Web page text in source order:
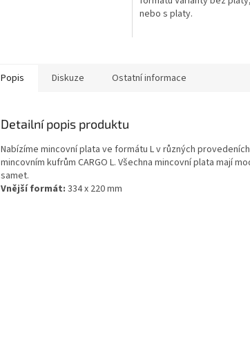
nebo s platy.
Popis Diskuze Ostatní informace
Detailní popis produktu
Nabízíme mincovní plata ve formátu L v různých
mincovním kufrům CARGO L. Všechna mincovní plata mají
samet.
Vnější formát: 334 x 220 mm